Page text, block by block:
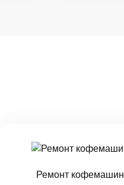
Ремонт кофемашин